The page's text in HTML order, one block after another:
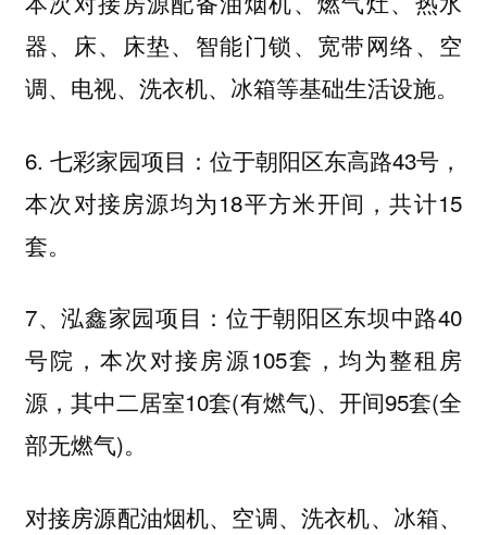
器、床、床垫、智能门锁、宽带网络、空
调、电视、洗衣机、冰箱等基础生活设施。
6. 七彩家园项目：位于朝阳区东高路43号，
本次对接房源均为18平方米开间，共计15
套。
7、泓鑫家园项目：位于朝阳区东坝中路40
号院，本次对接房源105套，均为整租房
源，其中二居室10套(有燃气)、开间95套(全
部无燃气)。
对接房源配油烟机、空调、洗衣机、冰箱、